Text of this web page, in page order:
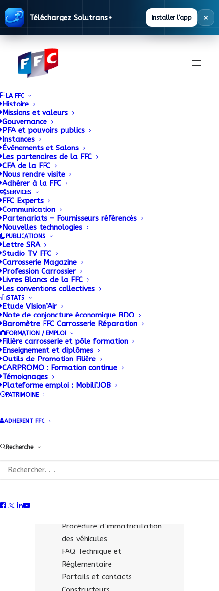
Téléchargez Solutrans+ Installer l’app ×
LA FFC
Histoire
Missions et valeurs
Gouvernance
PFA et pouvoirs publics
Instances
Événements et Salons
Les partenaires de la FFC
CFA de la FFC
Nous rendre visite
Adhérer à la FFC
SERVICES
FFC Experts
Communication
Partenariats – Fournisseurs référencés
Nouvelles technologies
PUBLICATIONS
Lettre SRA
Studio TV FFC
Carrosserie Magazine
Profession Carrossier
Livres Blancs de la FFC
Les conventions collectives
STATS
Etude VIsion’Air
Note de conjoncture économique BDO
Baromètre FFC Carrosserie Réparation
FORMATION / EMPLOI
Filière carrosserie et pôle formation
Enseignement et diplômes
Outils de Promotion Filière
CARPROMO : Formation continue
Témoignages
Plateforme emploi : Mobili’JOB
PATRIMOINE
ADHERENT FFC
Recherche
La FFC CONSTRUCTEURS met à
disposition des ses adhérents une base
documentaire alimentée en permanence.
Accueil FFC Constructeurs
Dernières publications FFC
Constructeurs
Procédure d’immatriculation
des véhicules
FAQ Technique et
Réglementaire
Portails et contacts